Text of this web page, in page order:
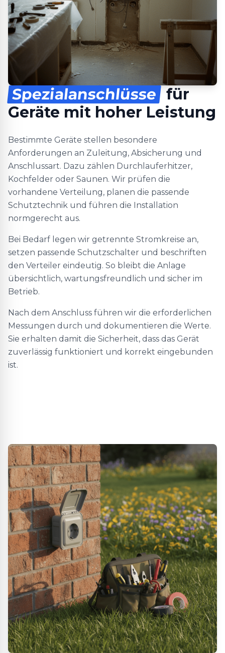
Spezialanschlüsse für
Geräte mit hoher Leistung
Bestimmte Geräte stellen besondere
Anforderungen an Zuleitung, Absicherung und
Anschlussart. Dazu zählen Durchlauferhitzer,
Kochfelder oder Saunen. Wir prüfen die
vorhandene Verteilung, planen die passende
Schutztechnik und führen die Installation
normgerecht aus.
Bei Bedarf legen wir getrennte Stromkreise an,
setzen passende Schutzschalter und beschriften
den Verteiler eindeutig. So bleibt die Anlage
übersichtlich, wartungsfreundlich und sicher im
Betrieb.
Nach dem Anschluss führen wir die erforderlichen
Messungen durch und dokumentieren die Werte.
Sie erhalten damit die Sicherheit, dass das Gerät
zuverlässig funktioniert und korrekt eingebunden
ist.